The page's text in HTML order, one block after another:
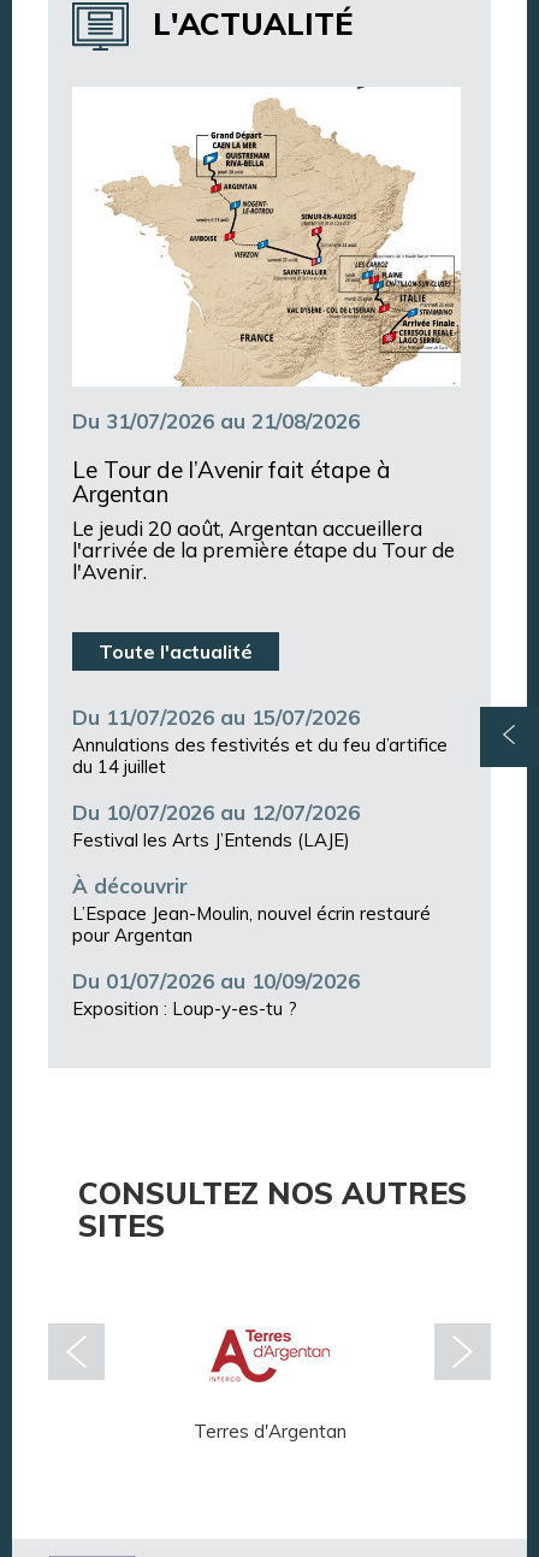
Annuaire des associations
Argentan Aujourd’hui
L'ACTUALITÉ
Du 31/07/2026 au 21/08/2026
Le Tour de l’Avenir fait étape à
Argentan
Le jeudi 20 août, Argentan accueillera
l'arrivée de la première étape du Tour de
l'Avenir.
Toute l'actualité
Du 11/07/2026 au 15/07/2026
Annulations des festivités et du feu d’artifice
du 14 juillet
Du 10/07/2026 au 12/07/2026
Festival les Arts J’Entends (LAJE)
À découvrir
L’Espace Jean-Moulin, nouvel écrin restauré
pour Argentan
Du 01/07/2026 au 10/09/2026
Exposition : Loup-y-es-tu ?
CONSULTEZ NOS AUTRES
SITES
Terres d'Argentan